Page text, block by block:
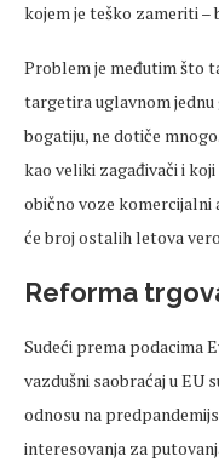
kojem je teško zameriti
Problem je međutim što
targetira uglavnom jednu
bogatiju, ne dotiče
kao veliki zagađivači i
obično voze komercijalni
će broj ostalih letova
Reforma
Sudeći prema podacima
vazdušni saobraćaj u EU
odnosu na
interesovanja za